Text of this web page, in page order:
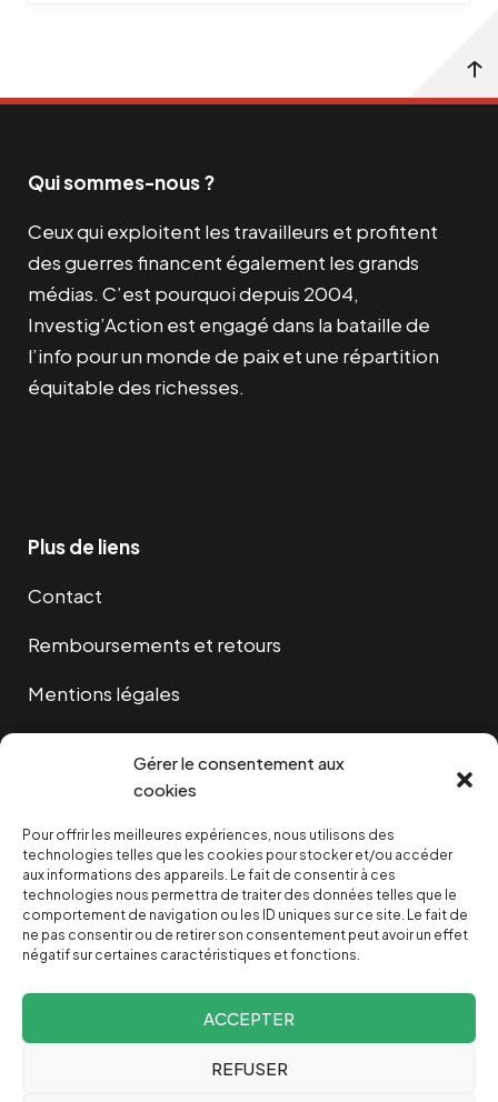
Gérer le consentement aux
cookies
Pour offrir les meilleures expériences, nous utilisons des
technologies telles que les cookies pour stocker et/ou accéder
aux informations des appareils. Le fait de consentir à ces
technologies nous permettra de traiter des données telles que le
comportement de navigation ou les ID uniques sur ce site. Le fait de
ne pas consentir ou de retirer son consentement peut avoir un effet
négatif sur certaines caractéristiques et fonctions.
ACCEPTER
REFUSER
Qui sommes-nous ?
Ceux qui exploitent les travailleurs et profitent
des guerres financent également les grands
médias. C’est pourquoi depuis 2004,
Investig’Action est engagé dans la bataille de
l’info pour un monde de paix et une répartition
équitable des richesses.
Plus de liens
Contact
Remboursements et retours
Mentions légales
NOUS SOUTENIR
NOTRE NEWSLETTER